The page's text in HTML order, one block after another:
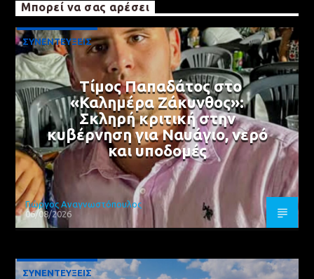
Μπορεί να σας αρέσει
ΣΥΝΕΝΤΕΥΞΕΙΣ
Τίμος Παπαδάτος στο
«Καλημέρα Ζάκυνθος»:
Σκληρή κριτική στην
κυβέρνηση για Ναυάγιο, νερό
και υποδομές
Γιώργος Αναγνωστόπουλος
06/08/2026
ΣΥΝΕΝΤΕΥΞΕΙΣ